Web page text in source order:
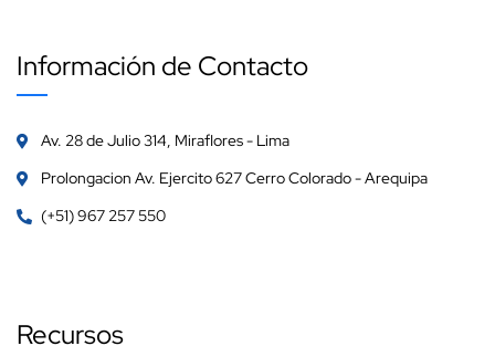
Información de Contacto
Av. 28 de Julio 314, Miraflores - Lima
Prolongacion Av. Ejercito 627 Cerro Colorado - Arequipa
(+51) 967 257 550
Recursos